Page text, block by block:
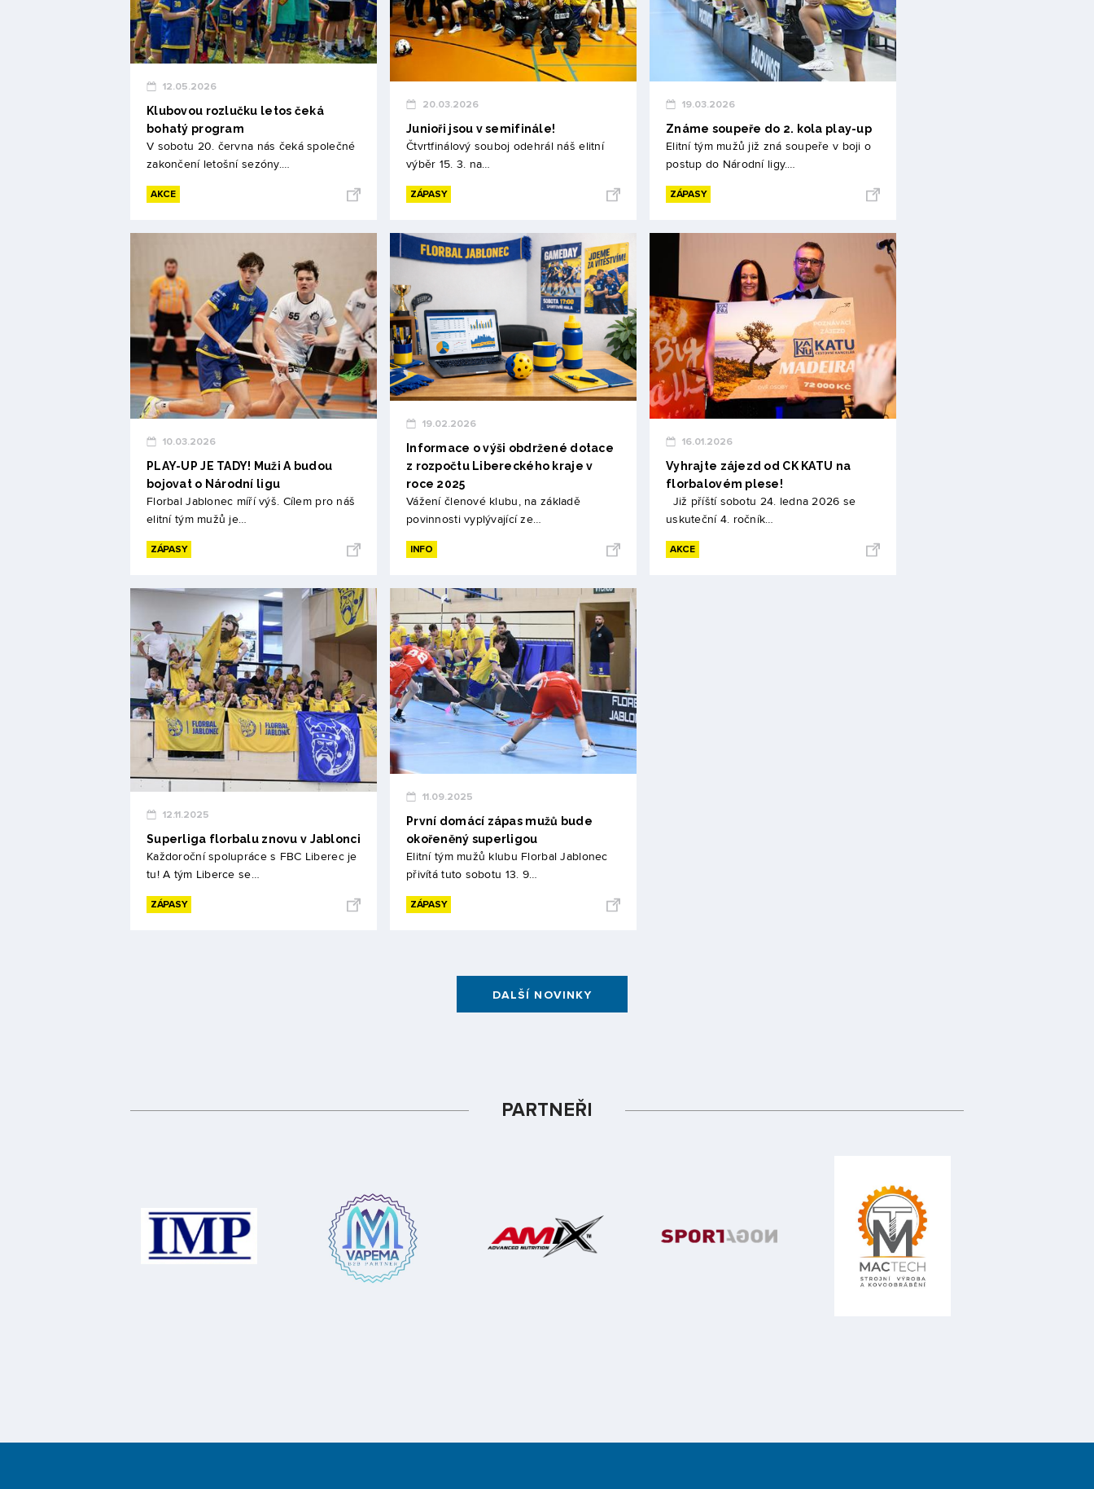
12.05.2026
Klubovou rozlučku letos čeká
bohatý program
V sobotu 20. června nás čeká společné
zakončení letošní sezóny.…
AKCE
20.03.2026
Junioři jsou v semifinále!
Čtvrtfinálový souboj odehrál náš elitní
výběr 15. 3. na…
ZÁPASY
19.03.2026
Známe soupeře do 2. kola play-up
Elitní tým mužů již zná soupeře v boji o
postup do Národní ligy.…
ZÁPASY
10.03.2026
PLAY-UP JE TADY! Muži A budou
bojovat o Národní ligu
Florbal Jablonec míří výš. Cílem pro náš
elitní tým mužů je…
ZÁPASY
19.02.2026
Informace o výši obdržené dotace
z rozpočtu Libereckého kraje v
roce 2025
Vážení členové klubu, na základě
povinnosti vyplývající ze…
INFO
16.01.2026
Vyhrajte zájezd od CK KATU na
florbalovém plese!
Již příští sobotu 24. ledna 2026 se
uskuteční 4. ročník…
AKCE
12.11.2025
Superliga florbalu znovu v Jablonci
Každoroční spolupráce s FBC Liberec je
tu! A tým Liberce se…
ZÁPASY
11.09.2025
První domácí zápas mužů bude
okořeněný superligou
Elitní tým mužů klubu Florbal Jablonec
přivítá tuto sobotu 13. 9…
ZÁPASY
DALŠÍ NOVINKY
PARTNEŘI